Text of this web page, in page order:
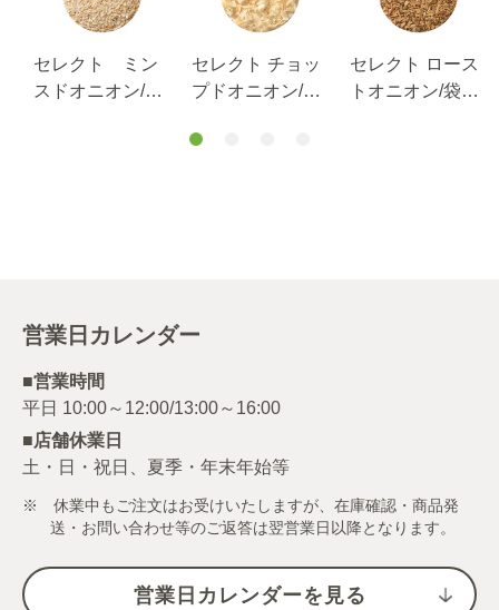
セレクト ミン
スドオニオン/袋
セレクト チョッ
プドオニオン/オ
セレクト ロース
トオニオン/袋
営業日カレンダー
■営業時間
■店舗休業日
土・日・祝日、夏季・年末年始等
※ 休業中もご注文はお受けいたしますが、在庫確認・商品発
送・お問い合わせ等のご返答は翌営業日以降となります。
営業日カレンダーを見る